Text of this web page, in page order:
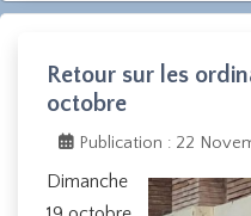
Retour sur les
octobre
Publication : 22
Dimanche